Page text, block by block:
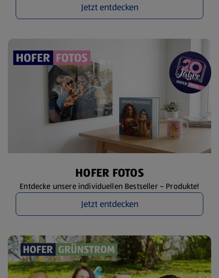
Jetzt entdecken
HOFER FOTOS
Entdecke unsere individuellen Bestseller – Produkte!
Jetzt entdecken